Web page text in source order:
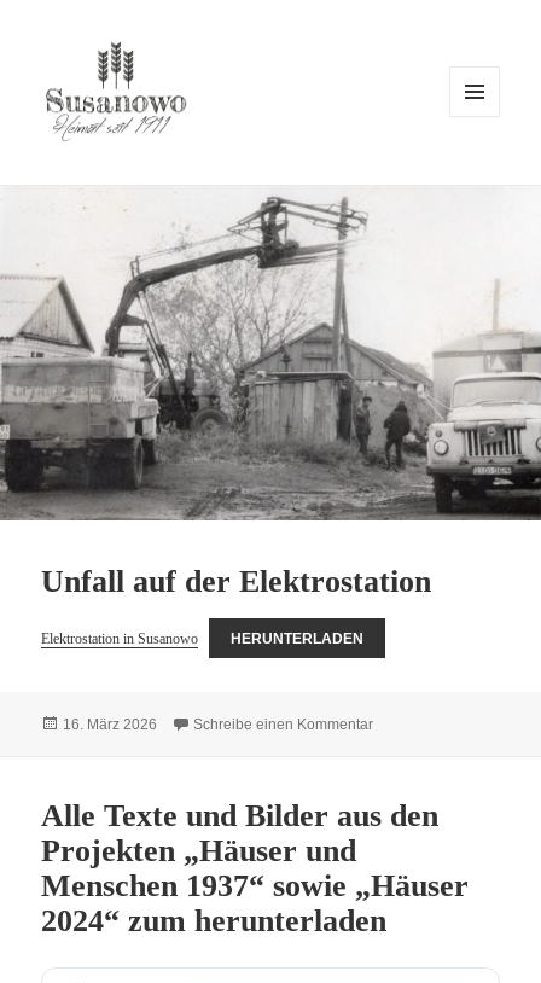
Unfall auf der Elektrostation
Elektrostation in Susanowo HERUNTERLADEN
Veröffentlicht
16. März 2026 Schreibe einen Kommentarzu Unfall auf der
Alle Texte und Bilder aus den
Projekten „Häuser und
Menschen 1937“ sowie „Häuser
2024“ zum herunterladen